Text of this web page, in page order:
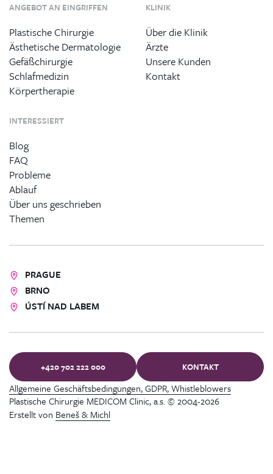
ANGEBOT AN EINGRIFFEN
Plastische Chirurgie
Ästhetische Dermatologie
Gefäßchirurgie
Schlafmedizin
Körpertherapie
KLINIK
Über die Klinik
Ärzte
Unsere Kunden
Kontakt
INTERESSIERT
Blog
FAQ
Probleme
Ablauf
Über uns geschrieben
Themen
PRAGUE
BRNO
ÚSTÍ NAD LABEM
+420 702 222 000 KONTAKT
Plastische Chirurgie MEDICOM Clinic, a.s. © 2004-2026
Allgemeine Geschäftsbedingungen, GDPR, Whistleblowers
Erstellt von Beneš & Michl